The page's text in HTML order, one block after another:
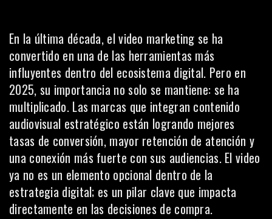
En la última década, el video marketing se ha
convertido en una de las herramientas más
influyentes dentro del ecosistema digital. Pero en
2025, su importancia no solo se mantiene: se ha
multiplicado. Las marcas que integran contenido
audiovisual estratégico están logrando mejores
tasas de conversión, mayor retención de atención y
una conexión más fuerte con sus audiencias. El video
ya no es un elemento opcional dentro de la
estrategia digital; es un pilar clave que impacta
directamente en las decisiones de compra.